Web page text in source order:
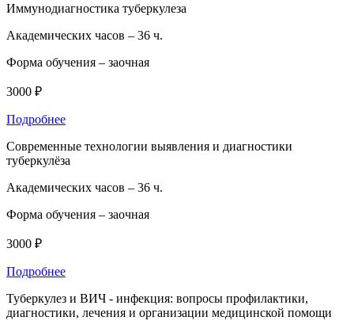
Иммунодиагностика туберкулеза
Академических часов – 36 ч.
Форма обучения – заочная
3000 ₽
Подробнее
Современные технологии выявления и диагностики
туберкулёза
Академических часов – 36 ч.
Форма обучения – заочная
3000 ₽
Подробнее
Туберкулез и ВИЧ - инфекция: вопросы профилактики,
диагностики, лечения и организации медицинской помощи